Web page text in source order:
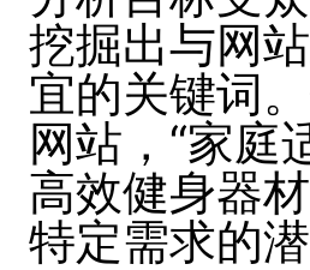
挖掘出与网
宜的关键词
网站，“家庭
高效健身器
特定需求的潜